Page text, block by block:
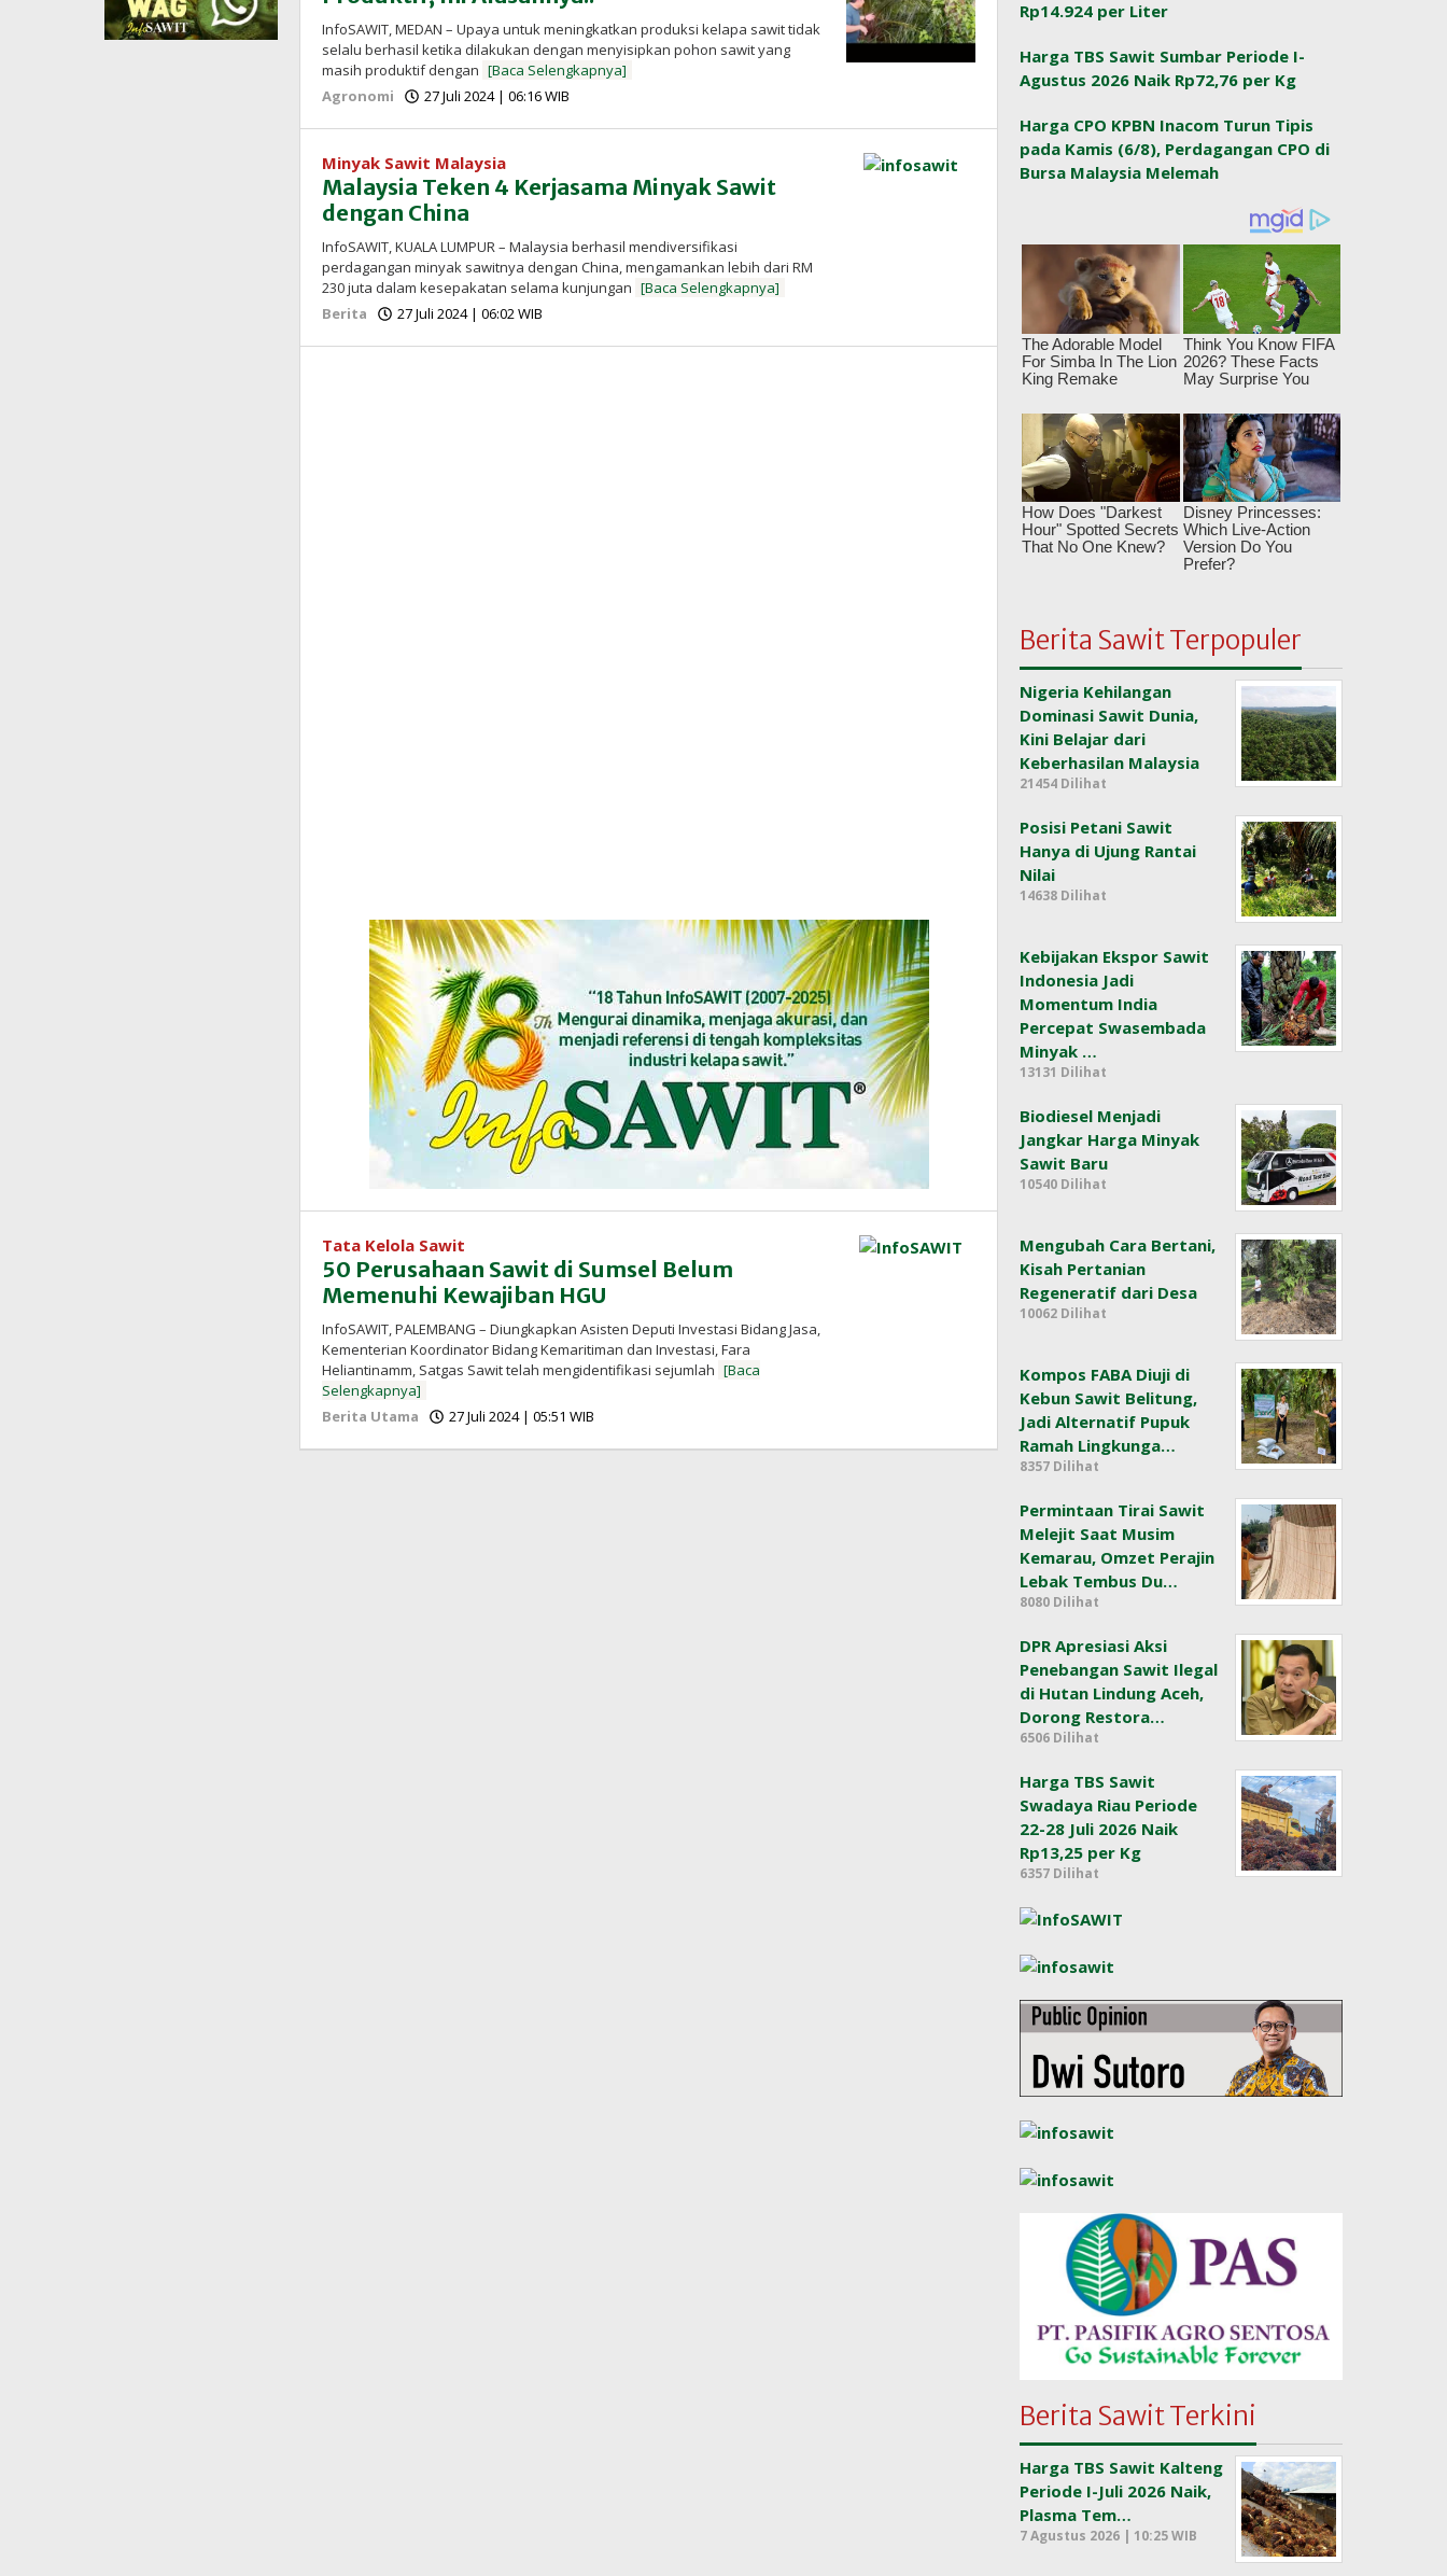
InfoSAWIT, MEDAN – Upaya untuk meningkatkan produksi kelapa sawit tidak
selalu berhasil ketika dilakukan dengan menyisipkan pohon sawit yang
masih produktif dengan [Baca Selengkapnya]
Agronomi
27 Juli 2024 | 06:16 WIB
InfoSAWIT
Minyak Sawit Malaysia
Malaysia Teken 4 Kerjasama Minyak Sawit
dengan China
InfoSAWIT, KUALA LUMPUR – Malaysia berhasil mendiversifikasi
perdagangan minyak sawitnya dengan China, mengamankan lebih dari RM
230 juta dalam kesepakatan selama kunjungan [Baca Selengkapnya]
Berita
27 Juli 2024 | 06:02 WIB
InfoSAWIT
Tata Kelola Sawit
50 Perusahaan Sawit di Sumsel Belum
Memenuhi Kewajiban HGU
InfoSAWIT, PALEMBANG – Diungkapkan Asisten Deputi Investasi Bidang Jasa,
Kementerian Koordinator Bidang Kemaritiman dan Investasi, Fara
Heliantinamm, Satgas Sawit telah mengidentifikasi sejumlah [Baca
Selengkapnya]
Berita Utama
27 Juli 2024 | 05:51 WIB
InfoSAWIT
Rp14.924 per Liter
Harga TBS Sawit Sumbar Periode I-
Agustus 2026 Naik Rp72,76 per Kg
Harga CPO KPBN Inacom Turun Tipis
pada Kamis (6/8), Perdagangan CPO di
Bursa Malaysia Melemah
Berita Sawit Terpopuler
Nigeria Kehilangan
Dominasi Sawit Dunia,
Kini Belajar dari
Keberhasilan Malaysia
21454 Dilihat
Posisi Petani Sawit
Hanya di Ujung Rantai
Nilai
14638 Dilihat
Kebijakan Ekspor Sawit
Indonesia Jadi
Momentum India
Percepat Swasembada
Minyak …
13131 Dilihat
Biodiesel Menjadi
Jangkar Harga Minyak
Sawit Baru
10540 Dilihat
Mengubah Cara Bertani,
Kisah Pertanian
Regeneratif dari Desa
10062 Dilihat
Kompos FABA Diuji di
Kebun Sawit Belitung,
Jadi Alternatif Pupuk
Ramah Lingkunga…
8357 Dilihat
Permintaan Tirai Sawit
Melejit Saat Musim
Kemarau, Omzet Perajin
Lebak Tembus Du…
8080 Dilihat
DPR Apresiasi Aksi
Penebangan Sawit Ilegal
di Hutan Lindung Aceh,
Dorong Restora…
6506 Dilihat
Harga TBS Sawit
Swadaya Riau Periode
22-28 Juli 2026 Naik
Rp13,25 per Kg
6357 Dilihat
Berita Sawit Terkini
Harga TBS Sawit Kalteng
Periode I-Juli 2026 Naik,
Plasma Tem…
7 Agustus 2026 | 10:25 WIB